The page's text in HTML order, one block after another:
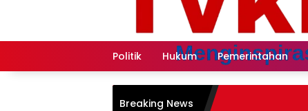
Politik
Hukum Pemerintahan
Breaking News